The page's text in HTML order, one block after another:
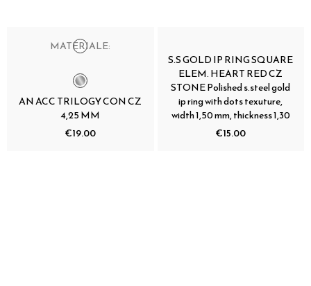
MATERIALE:
AN ACC TRILOGY CON CZ
4,25 MM
€19.00
S.S GOLD IP RING SQUARE
ELEM. HEART RED CZ
STONE Polished s.steel gold
ip ring with dots texuture,
width 1,50 mm, thickness 1,30
€15.00